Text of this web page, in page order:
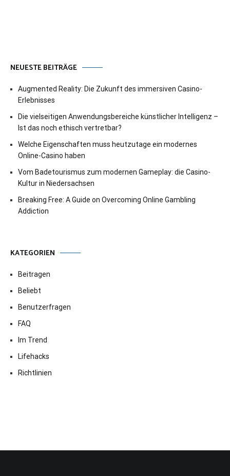
NEUESTE BEITRÄGE
Augmented Reality: Die Zukunft des immersiven Casino-
Erlebnisses
Die vielseitigen Anwendungsbereiche künstlicher Intelligenz –
Ist das noch ethisch vertretbar?
Welche Eigenschaften muss heutzutage ein modernes
Online-Casino haben
Vom Badetourismus zum modernen Gameplay: die Casino-
Kultur in Niedersachsen
Breaking Free: A Guide on Overcoming Online Gambling
Addiction
KATEGORIEN
Beitragen
Beliebt
Benutzerfragen
FAQ
Im Trend
Lifehacks
Richtlinien